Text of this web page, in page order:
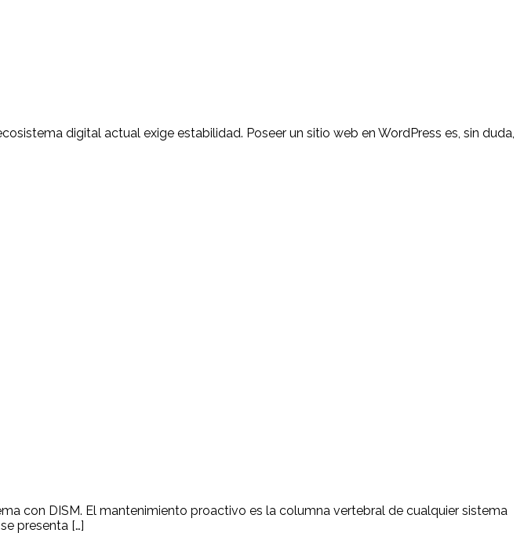
digital actual exige estabilidad. Poseer un sitio web en WordPress es, sin duda,
con DISM. El mantenimiento proactivo es la columna vertebral de cualquier sistema
presenta […]